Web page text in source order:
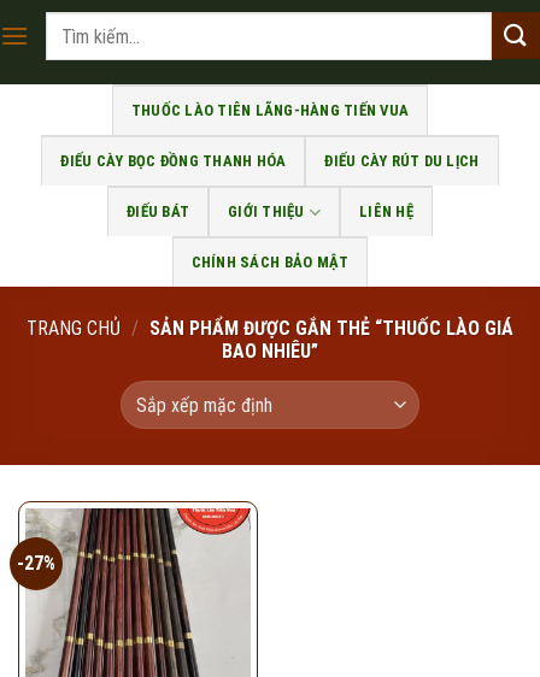
to
Tìm
THUỐC LÀO TIÊN LÃNG-HÀNG TIẾN VUA
ĐIẾU CÀY BỌC ĐỒNG THANH HÓA ĐIẾU CÀY RÚT DU LỊCH
ĐIẾU BÁT GIỚI THIỆU LIÊN HỆ
CHÍNH SÁCH BẢO MẬT
TRANG CHỦ / SẢN PHẨM ĐƯỢC GẮN THẺ “THUỐC LÀO GIÁ
BAO NHIÊU”
-27%